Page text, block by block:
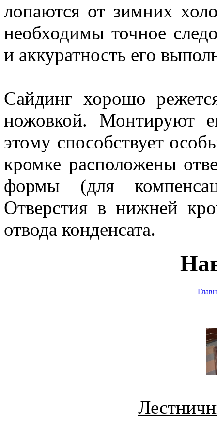
лопаются от зимних
необходимы точное
и аккуратность его
Сайдинг хорошо
ножовкой. Монтируют
этому способствует
кромке расположены
формы (для
Отверстия в нижней
отвода конденсата.